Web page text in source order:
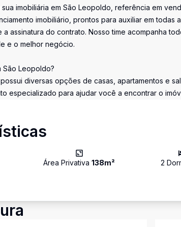
sua imobiliária em São Leopoldo, referência em
imobiliário, prontos para auxiliar em
assinatura do contrato. Nosso time acompanha
e o melhor negócio.
São Leopoldo?
diversas opções de casas, apartamentos e
especializado para ajudar você a encontrar o
Área Privativa138m² 2